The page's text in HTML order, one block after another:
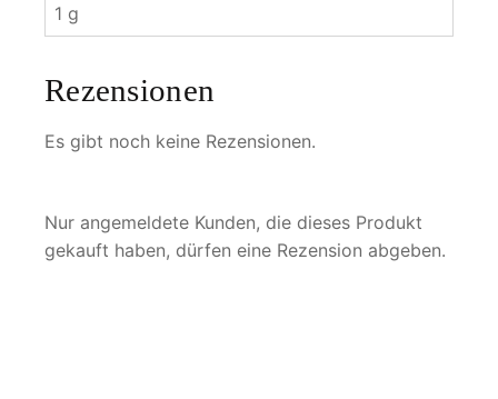
1 g
Rezensionen
Es gibt noch keine Rezensionen.
Nur angemeldete Kunden, die dieses Produkt
gekauft haben, dürfen eine Rezension abgeben.